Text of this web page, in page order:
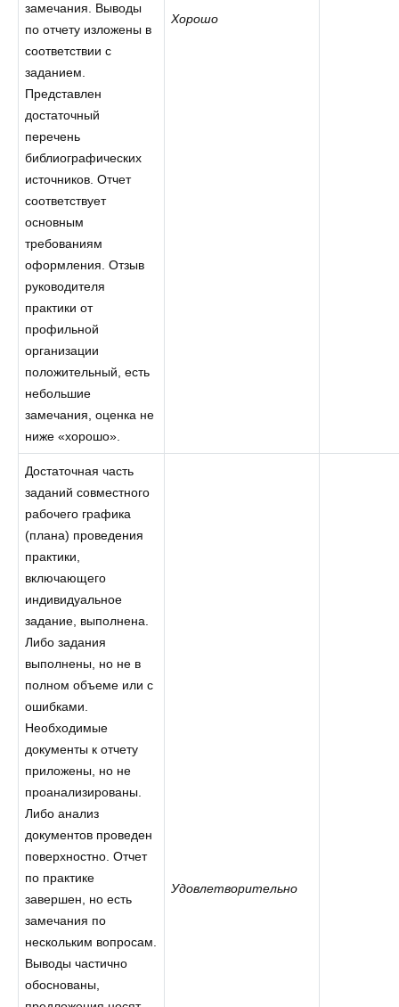
замечания. Выводы
по отчету изложены в
соответствии с
заданием.
Представлен
достаточный
перечень
библиографических
источников. Отчет
соответствует
основным
требованиям
оформления. Отзыв
руководителя
практики от
профильной
организации
положительный, есть
небольшие
замечания, оценка не
ниже «хорошо».
Хорошо
Достаточная часть
заданий совместного
рабочего графика
(плана) проведения
практики,
включающего
индивидуальное
задание, выполнена.
Либо задания
выполнены, но не в
полном объеме или с
ошибками.
Необходимые
документы к отчету
приложены, но не
проанализированы.
Либо анализ
документов проведен
поверхностно. Отчет
по практике
завершен, но есть
замечания по
нескольким вопросам.
Выводы частично
обоснованы,
Удовлетворительно